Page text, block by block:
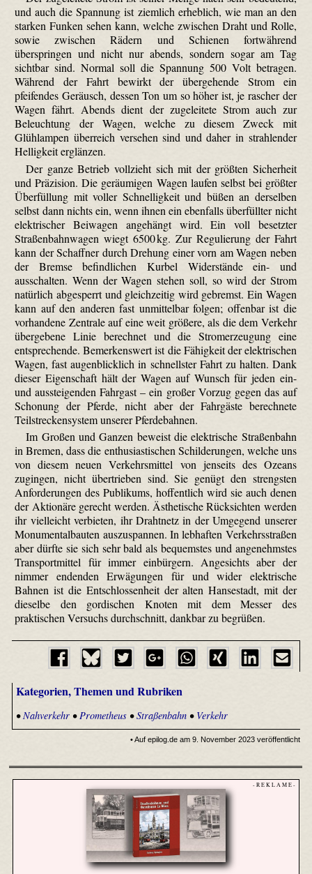
und auch die Spannung ist ziemlich erheblich, wie man an den
starken Funken sehen kann, welche zwischen Draht und Rolle,
sowie zwischen Rädern und Schienen fortwährend
überspringen und nicht nur abends, sondern sogar am Tag
sichtbar sind. Normal soll die Spannung 500 Volt betragen.
Während der Fahrt bewirkt der übergehende Strom ein
pfeifendes Geräusch, dessen Ton um so höher ist, je rascher der
Wagen fährt. Abends dient der zugeleitete Strom auch zur
Beleuchtung der Wagen, welche zu diesem Zweck mit
Glühlampen überreich versehen sind und daher in strahlender
Helligkeit erglänzen.
Der ganze Betrieb vollzieht sich mit der größten Sicherheit
und Präzision. Die geräumigen Wagen laufen selbst bei größter
Überfüllung mit voller Schnelligkeit und büßen an derselben
selbst dann nichts ein, wenn ihnen ein ebenfalls überfüllter nicht
elektrischer Beiwagen angehängt wird. Ein voll besetzter
Straßenbahnwagen wiegt 6500 kg. Zur Regulierung der Fahrt
kann der Schaffner durch Drehung einer vorn am Wagen neben
der Bremse befindlichen Kurbel Widerstände ein- und
ausschalten. Wenn der Wagen stehen soll, so wird der Strom
natürlich abgesperrt und gleichzeitig wird gebremst. Ein Wagen
kann auf den anderen fast unmittelbar folgen; offenbar ist die
vorhandene Zentrale auf eine weit größere, als die dem Verkehr
übergebene Linie berechnet und die Stromerzeugung eine
entsprechende. Bemerkenswert ist die Fähigkeit der elektrischen
Wagen, fast augenblicklich in schnellster Fahrt zu halten. Dank
dieser Eigenschaft hält der Wagen auf Wunsch für jeden ein-
und aussteigenden Fahrgast – ein großer Vorzug gegen das auf
Schonung der Pferde, nicht aber der Fahrgäste berechnete
Teilstreckensystem unserer Pferdebahnen.
Im Großen und Ganzen beweist die elektrische Straßenbahn
in Bremen, dass die enthusiastischen Schilderungen, welche uns
von diesem neuen Verkehrsmittel von jenseits des Ozeans
zugingen, nicht übertrieben sind. Sie genügt den strengsten
Anforderungen des Publikums, hoffentlich wird sie auch denen
der Aktionäre gerecht werden. Ästhetische Rücksichten werden
ihr vielleicht verbieten, ihr Drahtnetz in der Umgegend unserer
Monumentalbauten auszuspannen. In lebhaften Verkehrsstraßen
aber dürfte sie sich sehr bald als bequemstes und angenehmstes
Transportmittel für immer einbürgern. Angesichts aber der
nimmer endenden Erwägungen für und wider elektrische
Bahnen ist die Entschlossenheit der alten Hansestadt, mit der
dieselbe den gordischen Knoten mit dem Messer des
praktischen Versuchs durchschnitt, dankbar zu begrüßen.
Kategorien, Themen und Rubriken
•Nahverkehr•Prometheus•Straßenbahn• Verkehr
• Auf epilog.de am 9. November 2023 veröffentlicht
- R E K L A M E -